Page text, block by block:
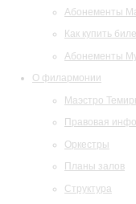
Абонементы
Как купить
Абонементы
О филармонии
Маэстро
Правовая
Оркестры
Планы залов
Структура